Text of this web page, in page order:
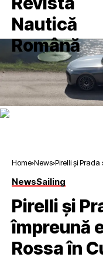
Home News Pirelli și Prada
NewsSailing
Pirelli și
împreună
Rossa în